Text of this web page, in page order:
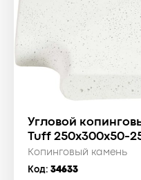
Угловой
Tuff 250x300x50-
Копинговый камень
Код: 34633